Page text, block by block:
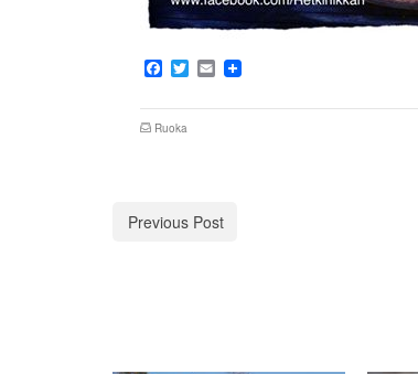
Facebook
Twitter
Email
Ruoka
Previous Post